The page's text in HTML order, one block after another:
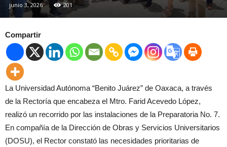
junio 3, 2026 201
Compartir
La Universidad Autónoma “Benito Juárez” de Oaxaca, a través
de la Rectoría que encabeza el Mtro. Farid Acevedo López,
realizó un recorrido por las instalaciones de la Preparatoria No. 7.
En compañía de la Dirección de Obras y Servicios Universitarios
(DOSU), el Rector constató las necesidades prioritarias de